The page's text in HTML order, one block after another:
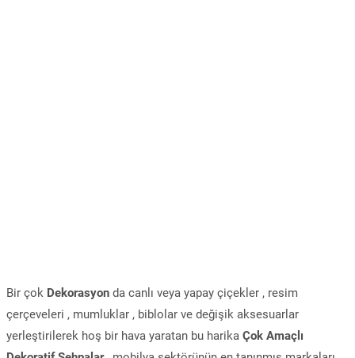
Bir çok Dekorasyon da canlı veya yapay çiçekler , resim
çerçeveleri , mumluklar , biblolar ve değişik aksesuarlar
yerleştirilerek hoş bir hava yaratan bu harika Çok Amaçlı